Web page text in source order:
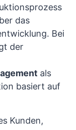
das
Bei
der
als
basiert auf
Kunden,